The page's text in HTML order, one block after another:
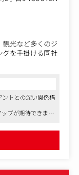
光など多くのジ
グを手掛ける同社
提案まで1案件
ます。
おり、当ポジシ
ョンです。
トとの深い関係構
プが期待できま